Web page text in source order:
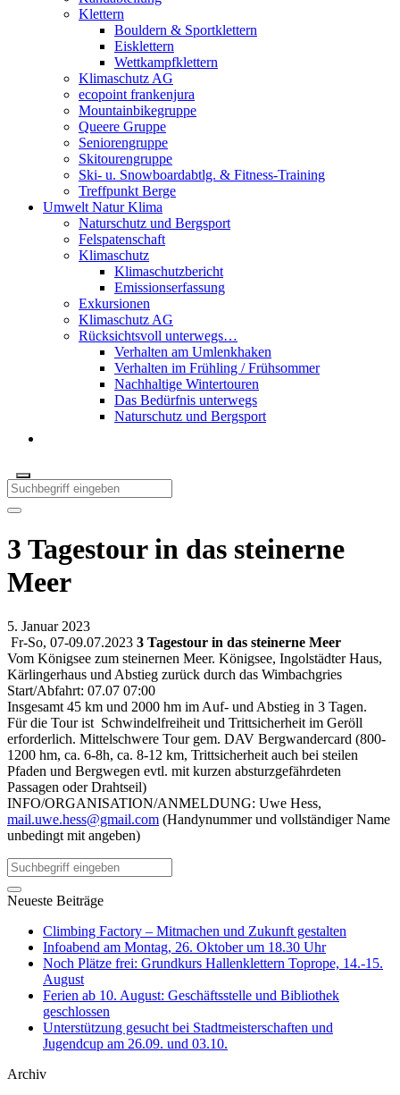
Klettern
Bouldern & Sportklettern
Eisklettern
Wettkampfklettern
Klimaschutz AG
ecopoint frankenjura
Mountainbikegruppe
Queere Gruppe
Seniorengruppe
Skitourengruppe
Ski- u. Snowboardabtlg. & Fitness-Training
Treffpunkt Berge
Umwelt Natur Klima
Naturschutz und Bergsport
Felspatenschaft
Klimaschutz
Klimaschutzbericht
Emissionserfassung
Exkursionen
Klimaschutz AG
Rücksichtsvoll unterwegs…
Verhalten am Umlenkhaken
Verhalten im Frühling / Frühsommer
Nachhaltige Wintertouren
Das Bedürfnis unterwegs
Naturschutz und Bergsport
3 Tagestour in das steinerne
Meer
5. Januar 2023
Fr-So, 07-09.07.2023 3 Tagestour in das steinerne Meer
Vom Königsee zum steinernen Meer. Königsee, Ingolstädter Haus,
Kärlingerhaus und Abstieg zurück durch das Wimbachgries
Start/Abfahrt: 07.07 07:00
Insgesamt 45 km und 2000 hm im Auf- und Abstieg in 3 Tagen.
Für die Tour ist Schwindelfreiheit und Trittsicherheit im Geröll
erforderlich. Mittelschwere Tour gem. DAV Bergwandercard (800-
1200 hm, ca. 6-8h, ca. 8-12 km, Trittsicherheit auch bei steilen
Pfaden und Bergwegen evtl. mit kurzen absturzgefährdeten
Passagen oder Drahtseil)
INFO/ORGANISATION/ANMELDUNG: Uwe Hess,
mail.uwe.hess@gmail.com (Handynummer und vollständiger Name
unbedingt mit angeben)
Neueste Beiträge
Climbing Factory – Mitmachen und Zukunft gestalten
Infoabend am Montag, 26. Oktober um 18.30 Uhr
Noch Plätze frei: Grundkurs Hallenklettern Toprope, 14.-15.
August
Ferien ab 10. August: Geschäftsstelle und Bibliothek
geschlossen
Unterstützung gesucht bei Stadtmeisterschaften und
Jugendcup am 26.09. und 03.10.
Archiv